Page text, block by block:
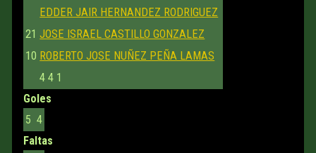
EDDER JAIR HERNANDEZ RODRIGUEZ
21 JOSE ISRAEL CASTILLO GONZALEZ
10 ROBERTO JOSE NUÑEZ PEÑA LAMAS
44 1
Goles
5 4
Faltas